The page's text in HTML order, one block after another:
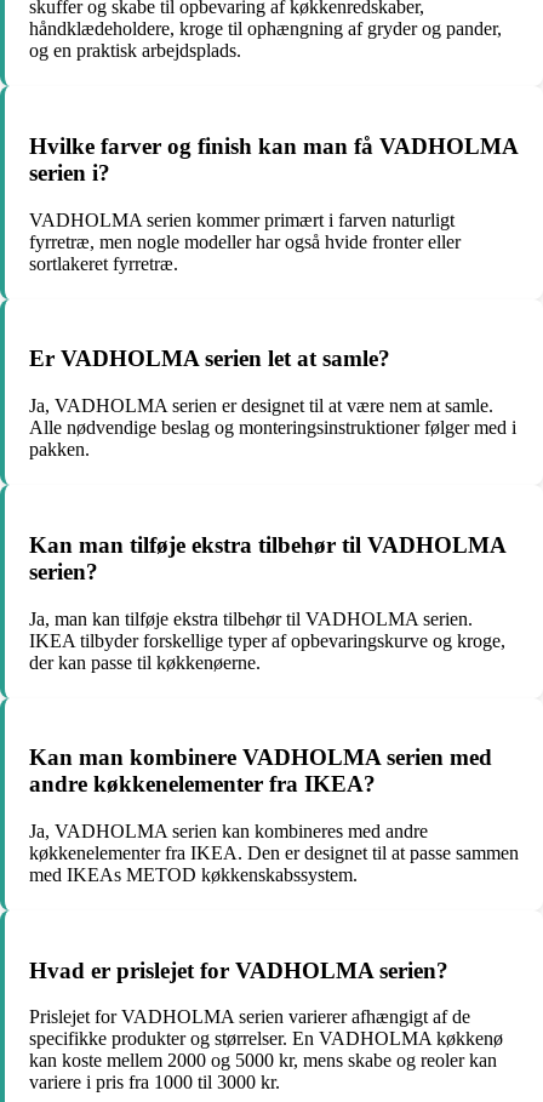
skuffer og skabe til opbevaring af køkkenredskaber,
håndklædeholdere, kroge til ophængning af gryder og pander,
og en praktisk arbejdsplads.
Hvilke farver og finish kan man få VADHOLMA
serien i?
VADHOLMA serien kommer primært i farven naturligt
fyrretræ, men nogle modeller har også hvide fronter eller
sortlakeret fyrretræ.
Er VADHOLMA serien let at samle?
Ja, VADHOLMA serien er designet til at være nem at samle.
Alle nødvendige beslag og monteringsinstruktioner følger med i
pakken.
Kan man tilføje ekstra tilbehør til VADHOLMA
serien?
Ja, man kan tilføje ekstra tilbehør til VADHOLMA serien.
IKEA tilbyder forskellige typer af opbevaringskurve og kroge,
der kan passe til køkkenøerne.
Kan man kombinere VADHOLMA serien med
andre køkkenelementer fra IKEA?
Ja, VADHOLMA serien kan kombineres med andre
køkkenelementer fra IKEA. Den er designet til at passe sammen
med IKEAs METOD køkkenskabssystem.
Hvad er prislejet for VADHOLMA serien?
Prislejet for VADHOLMA serien varierer afhængigt af de
specifikke produkter og størrelser. En VADHOLMA køkkenø
kan koste mellem 2000 og 5000 kr, mens skabe og reoler kan
variere i pris fra 1000 til 3000 kr.